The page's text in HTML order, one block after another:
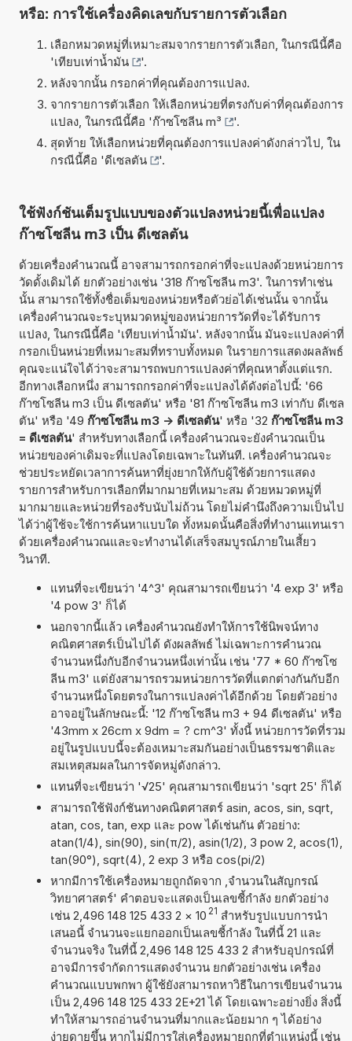
หรือ: การใช้เครื่องคิดเลขกับรายการตัวเลือก
เลือกหมวดหมู่ที่เหมาะสมจากรายการตัวเลือก, ในกรณีนี้คือ
'เทียบเท่าน้ำมัน
'.
หลังจากนั้น กรอกค่าที่คุณต้องการแปลง.
จากรายการตัวเลือก ให้เลือกหน่วยที่ตรงกับค่าที่คุณต้องการ
แปลง, ในกรณีนี้คือ 'ก๊าซโซลีน m³
'.
สุดท้าย ให้เลือกหน่วยที่คุณต้องการแปลงค่าดังกล่าวไป, ใน
กรณีนี้คือ 'ดีเซลตัน '.
ใช้ฟังก์ชันเต็มรูปแบบของตัวแปลงหน่วยนี้เพื่อแปลง
ก๊าซโซลีน m3 เป็น ดีเซลตัน
ด้วยเครื่องคำนวณนี้ อาจสามารถกรอกค่าที่จะแปลงด้วยหน่วยการ
วัดดั้งเดิมได้ ยกตัวอย่างเช่น '318 ก๊าซโซลีน m3'. ในการทำเช่น
นั้น สามารถใช้ทั้งชื่อเต็มของหน่วยหรือตัวย่อได้เช่นนั้น จากนั้น
เครื่องคำนวณจะระบุหมวดหมู่ของหน่วยการวัดที่จะได้รับการ
แปลง, ในกรณีนี้คือ 'เทียบเท่าน้ำมัน'. หลังจากนั้น มันจะแปลงค่าที่
กรอกเป็นหน่วยที่เหมาะสมที่ทราบทั้งหมด ในรายการแสดงผลลัพธ์
คุณจะแน่ใจได้ว่าจะสามารถพบการแปลงค่าที่คุณหาตั้งแต่แรก.
อีกทางเลือกหนึ่ง สามารถกรอกค่าที่จะแปลงได้ดังต่อไปนี้: '66
ก๊าซโซลีน m3 เป็น ดีเซลตัน' หรือ '81 ก๊าซโซลีน m3 เท่ากับ ดีเซล
ตัน' หรือ '49 ก๊าซโซลีน m3 -> ดีเซลตัน' หรือ '32 ก๊าซโซลีน m3
= ดีเซลตัน' สำหรับทางเลือกนี้ เครื่องคำนวณจะยังคำนวณเป็น
หน่วยของค่าเดิมจะที่แปลงโดยเฉพาะในทันที. เครื่องคำนวณจะ
ช่วยประหยัดเวลาการค้นหาที่ยุ่งยากให้กับผู้ใช้ด้วยการแสดง
รายการสำหรับการเลือกที่มากมายที่เหมาะสม ด้วยหมวดหมู่ที่
มากมายและหน่วยที่รองรับนับไม่ถ้วน โดยไม่คำนึงถึงความเป็นไป
ได้ว่าผู้ใช้จะใช้การค้นหาแบบใด ทั้งหมดนั้นคือสิ่งที่ทำงานแทนเรา
ด้วยเครื่องคำนวณและจะทำงานได้เสร็จสมบูรณ์ภายในเสี้ยว
วินาที.
แทนที่จะเขียนว่า '4^3' คุณสามารถเขียนว่า '4 exp 3' หรือ
'4 pow 3' ก็ได้
นอกจากนี้แล้ว เครื่องคำนวณยังทำให้การใช้นิพจน์ทาง
คณิตศาสตร์เป็นไปได้ ดังผลลัพธ์ ไม่เฉพาะการคำนวณ
จำนวนหนึ่งกับอีกจำนวนหนึ่งเท่านั้น เช่น '77 * 60 ก๊าซโซ
ลีน m3' แต่ยังสามารถรวมหน่วยการวัดที่แตกต่างกันกับอีก
จำนวนหนึ่งโดยตรงในการแปลงค่าได้อีกด้วย โดยตัวอย่าง
อาจอยู่ในลักษณะนี้: '12 ก๊าซโซลีน m3 + 94 ดีเซลตัน' หรือ
'43mm x 26cm x 9dm = ? cm^3' ทั้งนี้ หน่วยการวัดที่รวม
อยู่ในรูปแบบนี้จะต้องเหมาะสมกันอย่างเป็นธรรมชาติและ
สมเหตุสมผลในการจัดหมู่ดังกล่าว.
แทนที่จะเขียนว่า '√25' คุณสามารถเขียนว่า 'sqrt 25' ก็ได้
สามารถใช้ฟังก์ชันทางคณิตศาสตร์ asin, acos, sin, sqrt,
atan, cos, tan, exp และ pow ได้เช่นกัน ตัวอย่าง:
atan(1/4), sin(90), sin(π/2), asin(1/2), 3 pow 2, acos(1),
tan(90°), sqrt(4), 2 exp 3 หรือ cos(pi/2)
หากมีการใช้เครื่องหมายถูกถัดจาก ,จำนวนในสัญกรณ์
วิทยาศาสตร์' คำตอบจะแสดงเป็นเลขชี้กำลัง ยกตัวอย่าง
เช่น 2,496 148 125 433 2 × 10 21 สำหรับรูปแบบการนำ
เสนอนี้ จำนวนจะแยกออกเป็นเลขชี้กำลัง ในที่นี้ 21 และ
จำนวนจริง ในที่นี้ 2,496 148 125 433 2 สำหรับอุปกรณ์ที่
อาจมีการจำกัดการแสดงจำนวน ยกตัวอย่างเช่น เครื่อง
คำนวณแบบพกพา ผู้ใช้ยังสามารถหาวิธีในการเขียนจำนวน
เป็น 2,496 148 125 433 2E+21 ได้ โดยเฉพาะอย่างยิ่ง สิ่งนี้
ทำให้สามารถอ่านจำนวนที่มากและน้อยมาก ๆ ได้อย่าง
ง่ายดายขึ้น หากไม่มีการใส่เครื่องหมายถูกที่ตำแหน่งนี้ เช่น